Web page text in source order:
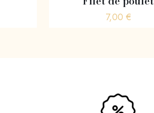
7,00 €